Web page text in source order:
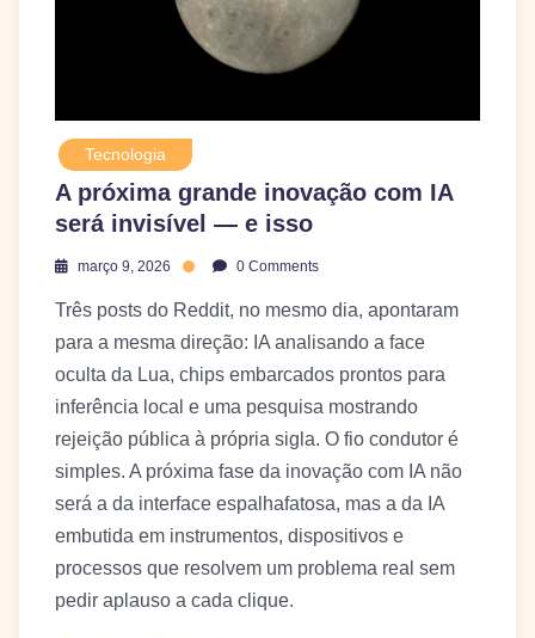
Tecnologia
A próxima grande inovação com IA
será invisível — e isso
março 9, 2026 0 Comments
Três posts do Reddit, no mesmo dia, apontaram
para a mesma direção: IA analisando a face
oculta da Lua, chips embarcados prontos para
inferência local e uma pesquisa mostrando
rejeição pública à própria sigla. O fio condutor é
simples. A próxima fase da inovação com IA não
será a da interface espalhafatosa, mas a da IA
embutida em instrumentos, dispositivos e
processos que resolvem um problema real sem
pedir aplauso a cada clique.